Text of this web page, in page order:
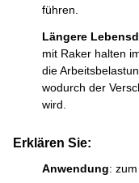
führen.
Längere
mit Raker halten
die
wodurch der
wird.
Erklären Sie:
Anwendung: